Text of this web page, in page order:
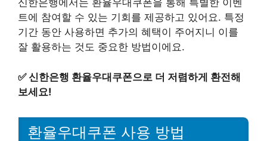
신한은행에서는 환율우대쿠폰을 통해 특별한 이벤
트에 참여할 수 있는 기회를 제공하고 있어요. 특정
기간 동안 사용하면 추가의 혜택이 주어지니 이를
잘 활용하는 것도 중요한 방법이에요.
✅신한은행 환율우대쿠폰으로 더 저렴하게 환전해
보세요!
환율우대쿠폰 사용 방법